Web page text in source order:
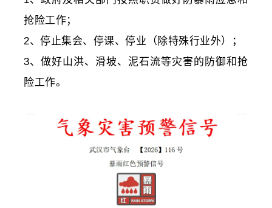
抢险工作；
2、停止集会、停课、停业（除特殊行业外）；
3、做好山洪、 滑坡、泥石流等灾害的防御和抢
险工作。